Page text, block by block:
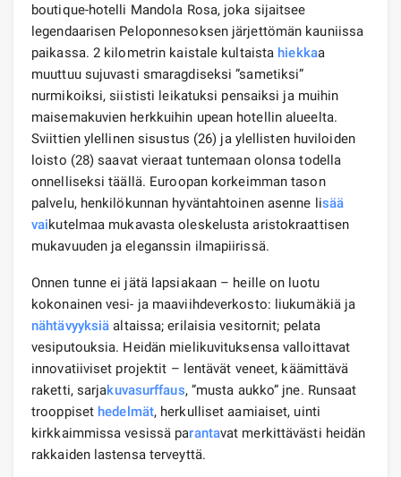
boutique-hotelli Mandola Rosa, joka sijaitsee
legendaarisen Peloponnesoksen järjettömän kauniissa
paikassa. 2 kilometrin kaistale kultaista hiekkaa
muuttuu sujuvasti smaragdiseksi ”sametiksi”
nurmikoiksi, siististi leikatuksi pensaiksi ja muihin
maisemakuvien herkkuihin upean hotellin alueelta.
Sviittien ylellinen sisustus (26) ja ylellisten huviloiden
loisto (28) saavat vieraat tuntemaan olonsa todella
onnelliseksi täällä. Euroopan korkeimman tason
palvelu, henkilökunnan hyväntahtoinen asenne lisää
vaikutelmaa mukavasta oleskelusta aristokraattisen
mukavuuden ja eleganssin ilmapiirissä.
Onnen tunne ei jätä lapsiakaan – heille on luotu
kokonainen vesi- ja maaviihdeverkosto: liukumäkiä ja
nähtävyyksiä altaissa; erilaisia ​​vesitornit; pelata
vesiputouksia. Heidän mielikuvituksensa valloittavat
innovatiiviset projektit – lentävät veneet, käämittävä
raketti, sarjakuvasurffaus, ”musta aukko” jne. Runsaat
trooppiset hedelmät, herkulliset aamiaiset, uinti
kirkkaimmissa vesissä parantavat merkittävästi heidän
rakkaiden lastensa terveyttä.